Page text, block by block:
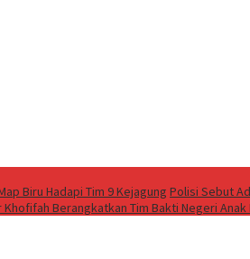
Biru Hadapi Tim 9 Kejagung Polisi Sebut
Khofifah Berangkatkan Tim Bakti Negeri Anak